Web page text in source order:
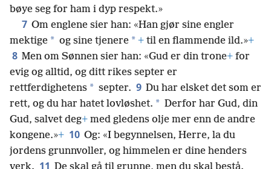
bøye seg for ham i dyp respekt.»
7 Om englene sier han: «Han gjør sine engler
mektige * og sine tjenere * + til en flammende ild.»+
8 Men om Sønnen sier han: «Gud er din trone+ for
evig og alltid, og ditt rikes septer er
rettferdighetens * septer. 9 Du har elsket det som er
rett, og du har hatet lovløshet. * Derfor har Gud, din
Gud, salvet deg+ med gledens olje mer enn de andre
kongene.»+ 10 Og: «I begynnelsen, Herre, la du
jordens grunnvoller, og himmelen er dine henders
11